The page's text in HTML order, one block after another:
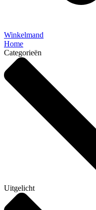
Winkelmand
Home
Categorieën
Uitgelicht